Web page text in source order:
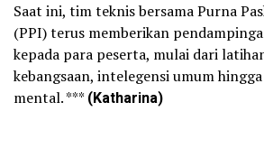
Saat ini, tim teknis bersama Purna
(PPI) terus memberikan
kepada para peserta, mulai dari
kebangsaan, intelegensi umum
mental. *** (Katharina)